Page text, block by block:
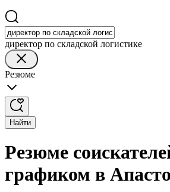
директор по складской логистике
Резюме
Найти
Резюме
графиком в